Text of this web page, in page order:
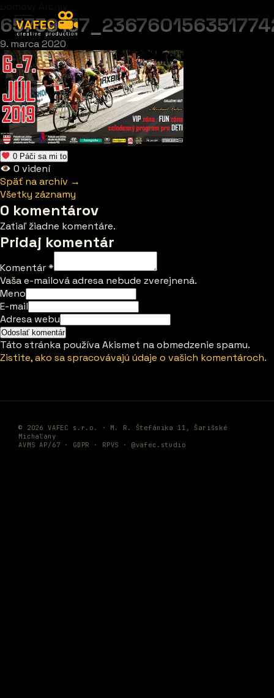
Domov Archív
9. marca 2020
0 Páči sa mi to
0 videní
Späť na archív →
Všetky záznamy
0 komentárov
Zatiaľ žiadne komentáre.
Pridaj komentár
Komentár*
Vaša e-mailová adresa nebude zverejnená.
Meno
E-mail
Adresa webu
Táto stránka používa Akismet na obmedzenie spamu.
Zistite, ako sa spracovávajú údaje o vašich komentároch.
© 2026 VAFEC s.r.o. · M. R. Štefánika 11, Šarišské
Michaľany
AVMS AP/67 · GDPR · RPVS · @vafec.studio